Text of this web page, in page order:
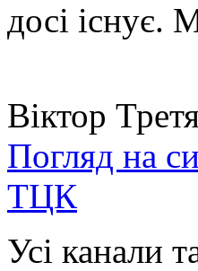
досі існує.
Віктор
Погляд на
ТЦК
Усі канали